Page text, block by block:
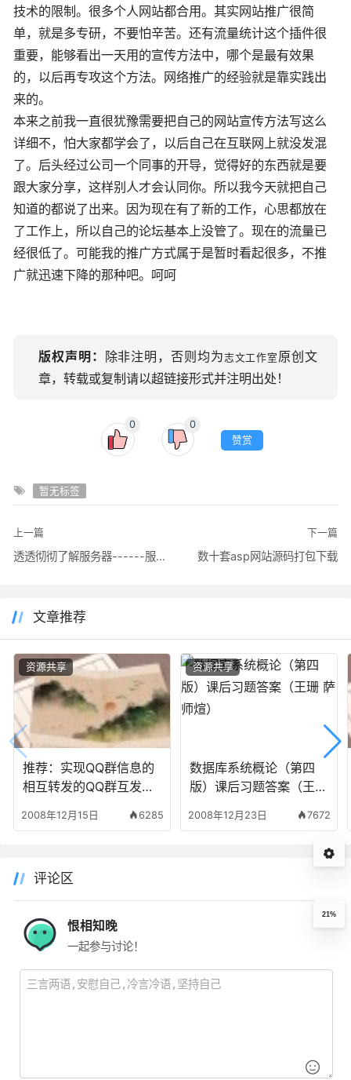
技术的限制。很多个人网站都合用。其实网站推广很简
单，就是多专研，不要怕辛苦。还有流量统计这个插件很
重要，能够看出一天用的宣传方法中，哪个是最有效果
的，以后再专攻这个方法。 网络推广的经验就是靠实践出
来的。
本来之前我一直很犹豫需要把自己的网站宣传方法写这么
详细不，怕大家都学会了，以后自己在互联网上就没发混
了。后头经过公司一个同事的开导，觉得好的东西就是要
跟大家分享，这样别人才会认同你。所以我今天就把自己
知道的都说了出来。因为现在有了新的工作，心思都放在
了工作上，所以自己的论坛基本上没管了。现在的流量已
经很低了。可能我的推广方式属于是暂时看起很多，不推
广就迅速下降的那种吧。呵呵
版权声明： 除非注明，否则均为志文工作室 原创文
章，转载或复制请以超链接形式并注明出处！
0
0
赞赏
暂无标签
上一篇
透透彻彻了解服务器------服务器技术
下一篇
数十套asp网站源码打包下载
文章推荐
推荐：实现QQ群信息的
相互转发的QQ群互发程
2008年12月15日 6285
资源共享
数据库系统概论（第四
版）课后习题答案（王珊
2008年12月23日 7672
资源共享
评论区
恨相知晚
一起参与讨论！
21%